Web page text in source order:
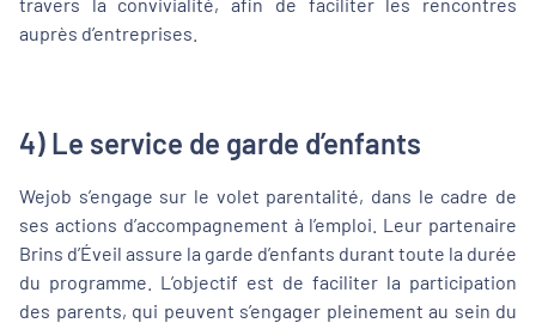
auprès d’entreprises.
4) Le service de garde d’enfants
Wejob s’engage sur le volet parentalité, dans le cadre de
ses actions d’accompagnement à l’emploi. Leur partenaire
Brins d’Éveil assure la garde d’enfants durant toute la durée
du programme. L’objectif est de faciliter la participation
des parents, qui peuvent s’engager pleinement au sein du